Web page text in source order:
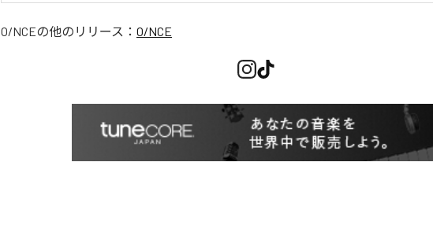
O/NCEの他のリリース： O/NCE